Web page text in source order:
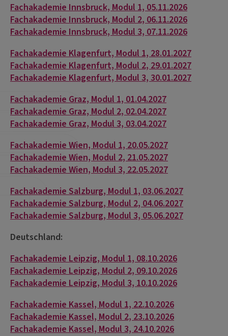
Fachakademie Innsbruck, Modul 1, 05.11.2026
Fachakademie Innsbruck, Modul 2, 06.11.2026
Fachakademie Innsbruck, Modul 3, 07.11.2026
Fachakademie Klagenfurt, Modul 1, 28.01.2027
Fachakademie Klagenfurt, Modul 2, 29.01.2027
Fachakademie Klagenfurt, Modul 3, 30.01.2027
Fachakademie Graz, Modul 1, 01.04.2027
Fachakademie Graz, Modul 2, 02.04.2027
Fachakademie Graz, Modul 3, 03.04.2027
Fachakademie Wien, Modul 1, 20.05.2027
Fachakademie Wien, Modul 2, 21.05.2027
Fachakademie Wien, Modul 3, 22.05.2027
Fachakademie Salzburg, Modul 1, 03.06.2027
Fachakademie Salzburg, Modul 2, 04.06.2027
Fachakademie Salzburg, Modul 3, 05.06.2027
Deutschland:
Fachakademie Leipzig, Modul 1, 08.10.2026
Fachakademie Leipzig, Modul 2, 09.10.2026
Fachakademie Leipzig, Modul 3, 10.10.2026
Fachakademie Kassel, Modul 1, 22.10.2026
Fachakademie Kassel, Modul 2, 23.10.2026
Fachakademie Kassel, Modul 3, 24.10.2026